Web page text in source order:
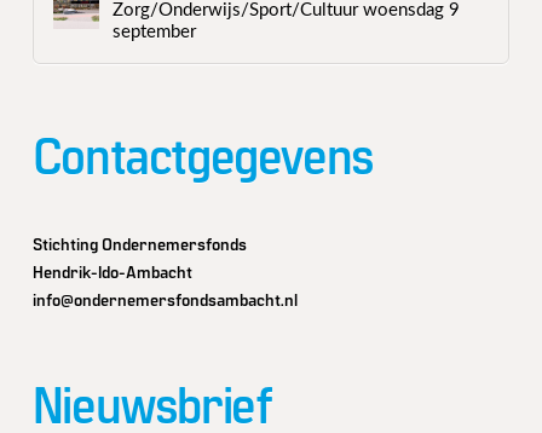
Zorg/Onderwijs/Sport/Cultuur woensdag 9
september
Contactgegevens
Stichting Ondernemersfonds
Hendrik-Ido-Ambacht
info@ondernemersfondsambacht.nl
Nieuwsbrief